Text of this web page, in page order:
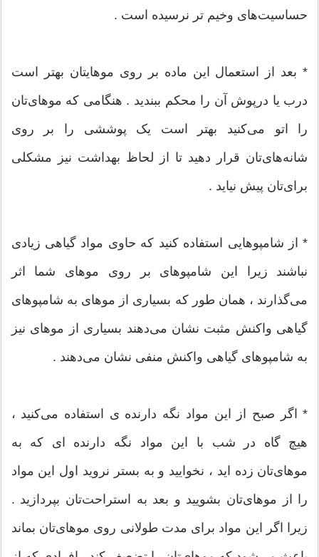
حساسیت‌های وخیم تر نرسیده است .
* بعد از استعمال این ماده بر روی موهایتان بهتر است
درب یا درپوش آن را محکم ببندید . هنگامی که موهای‌تان
را اتو می‌کنید بهتر است یک پوششی را بر روی
شانه‌های‌تان قرار دهید تا از لحاظ بهداشت نیز مشکلی
برای‌تان پیش نیاید .
* از شامپو‌هایی استفاده کنید که حاوی مواد گیاهی زیادی
نباشند زیرا این شامپوهای بر روی موهای شما اثر
می‌گذارند ، همان طور که بسیاری از موهای به شامپوهای
گیاهی واکنش مثبت نشان می‌دهند بسیاری از موهای نیز
به شامپوهای گیاهی واکنش منفی نشان می‌دهند .
* اگر صبح از این مواد نگه دارنده ی استفاده می‌کنید ،
هیچ گاه در شب با این مواد نگه دارنده ای که به
موهای‌تان زده اید ، نخوایید و به بستر نروید اول این مواد
را از موهای‌تان بشویید و بعد به استراحت‌تان بپردازید .
زیرا اگر این مواد برای مدت طولانی روی موهای‌تان بماند